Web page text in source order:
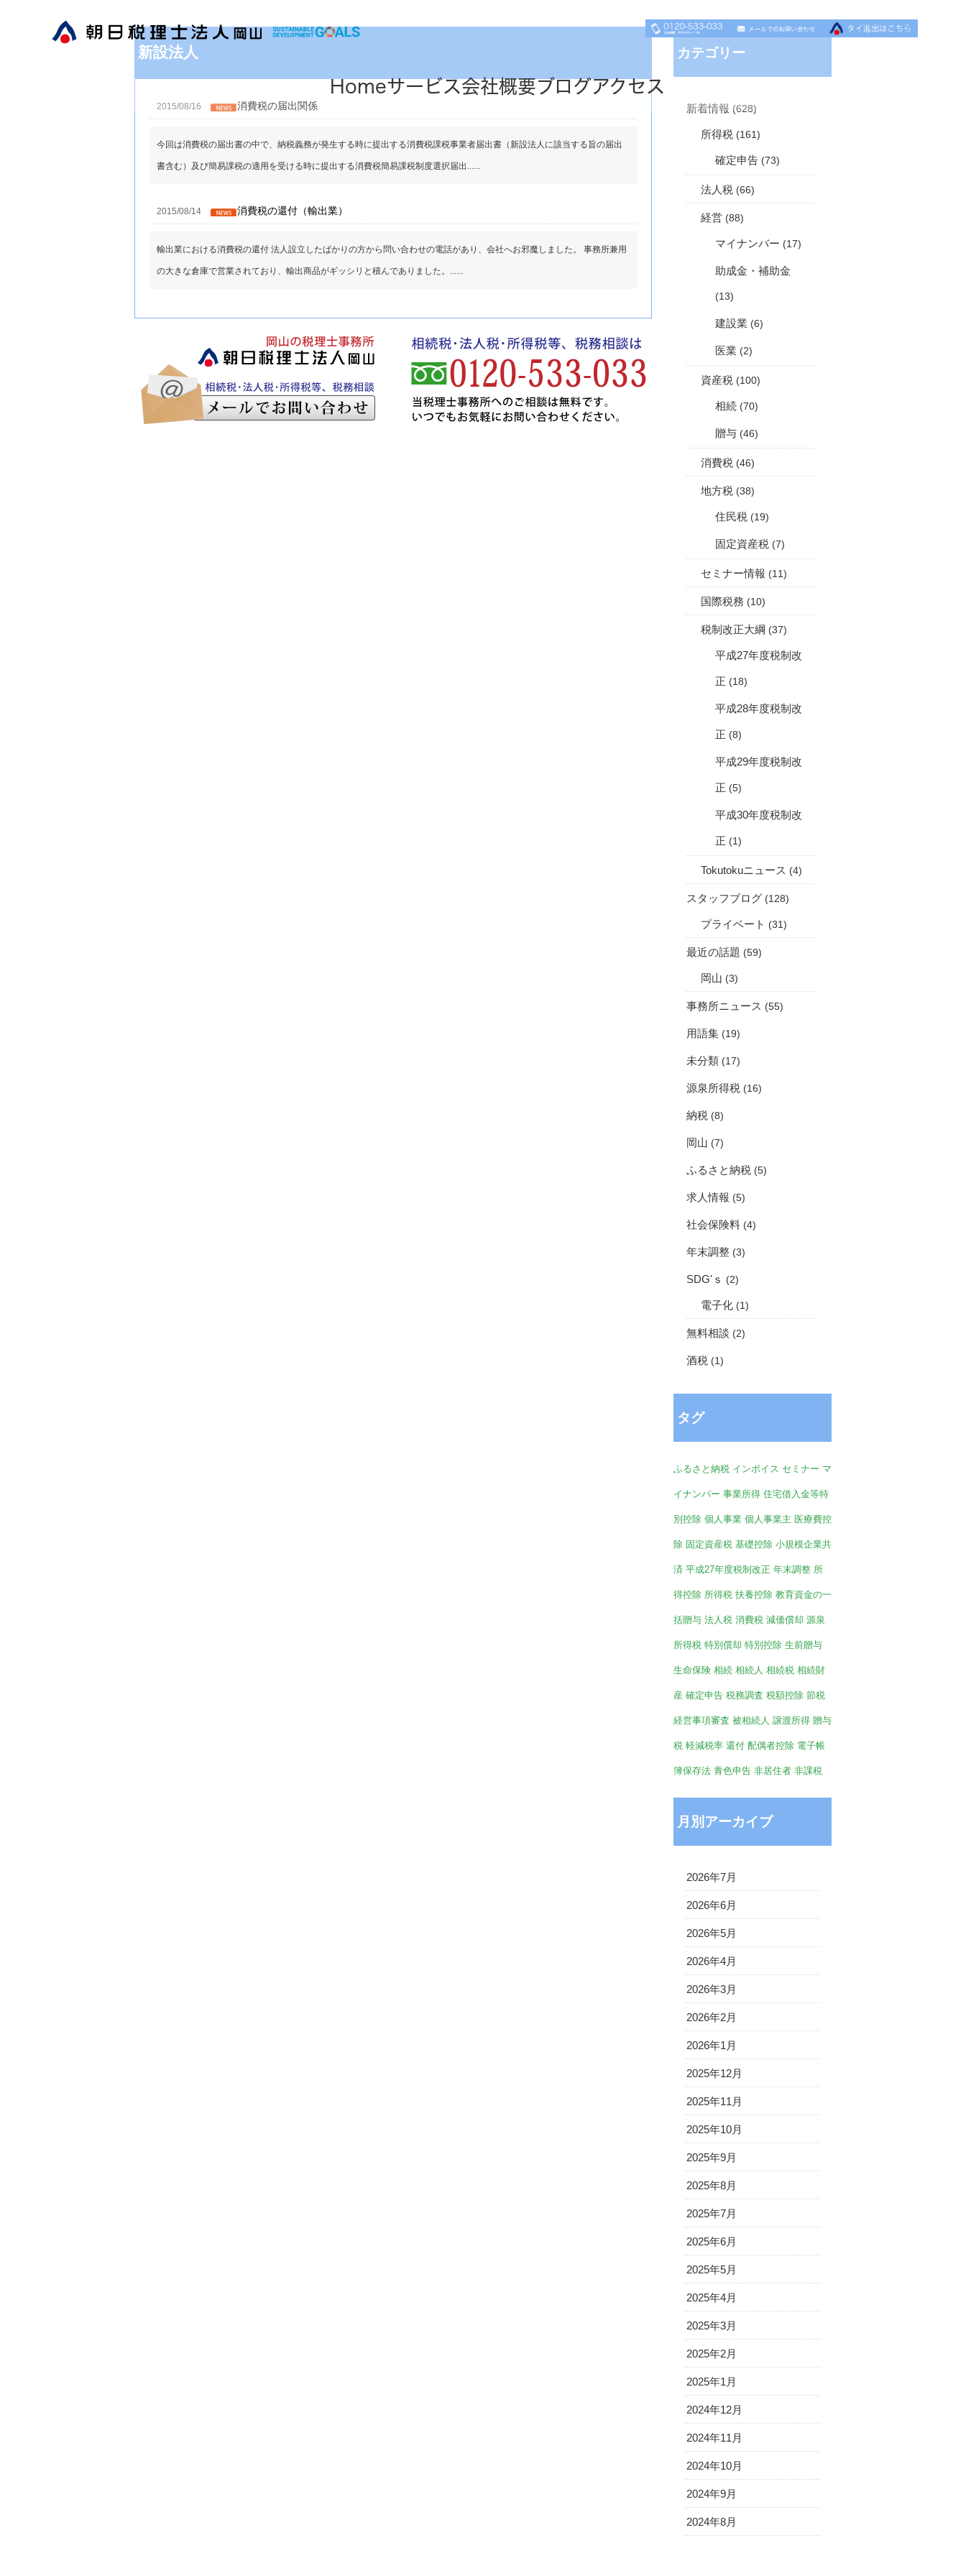
Homeサービス会社概要ブログアクセス
新設法人
2015/08/16 消費税の届出関係
今回は消費税の届出書の中で、納税義務が発生する時に提出する消費税課税事業者届出書（新設法人に該当する旨の届出
書含む）及び簡易課税の適用を受ける時に提出する消費税簡易課税制度選択届出......
2015/08/14 消費税の還付（輸出業）
輸出業における消費税の還付 法人設立したばかりの方から問い合わせの電話があり、会社へお邪魔しました。 事務所兼用
の大きな倉庫で営業されており、輸出商品がギッシリと積んでありました。......
カテゴリー
新着情報 (628)
所得税 (161)
確定申告 (73)
法人税 (66)
経営 (88)
マイナンバー (17)
助成金・補助金
(13)
建設業 (6)
医業 (2)
資産税 (100)
相続 (70)
贈与 (46)
消費税 (46)
地方税 (38)
住民税 (19)
固定資産税 (7)
セミナー情報 (11)
国際税務 (10)
税制改正大綱 (37)
平成27年度税制改
正 (18)
平成28年度税制改
正 (8)
平成29年度税制改
正 (5)
平成30年度税制改
正 (1)
Tokutokuニュース (4)
スタッフブログ (128)
プライベート (31)
最近の話題 (59)
岡山 (3)
事務所ニュース (55)
用語集 (19)
未分類 (17)
源泉所得税 (16)
納税 (8)
岡山 (7)
ふるさと納税 (5)
求人情報 (5)
社会保険料 (4)
年末調整 (3)
SDG'ｓ (2)
電子化 (1)
無料相談 (2)
酒税 (1)
タグ
ふるさと納税 インボイス セミナー マ
イナンバー 事業所得 住宅借入金等特
別控除 個人事業 個人事業主 医療費控
除 固定資産税 基礎控除 小規模企業共
済 平成27年度税制改正 年末調整 所
得控除 所得税 扶養控除 教育資金の一
括贈与 法人税 消費税 減価償却 源泉
所得税 特別償却 特別控除 生前贈与
生命保険 相続 相続人 相続税 相続財
産 確定申告 税務調査 税額控除 節税
経営事項審査 被相続人 譲渡所得 贈与
税 軽減税率 還付 配偶者控除 電子帳
簿保存法 青色申告 非居住者 非課税
月別アーカイブ
2026年7月
2026年6月
2026年5月
2026年4月
2026年3月
2026年2月
2026年1月
2025年12月
2025年11月
2025年10月
2025年9月
2025年8月
2025年7月
2025年6月
2025年5月
2025年4月
2025年3月
2025年2月
2025年1月
2024年12月
2024年11月
2024年10月
2024年9月
2024年8月